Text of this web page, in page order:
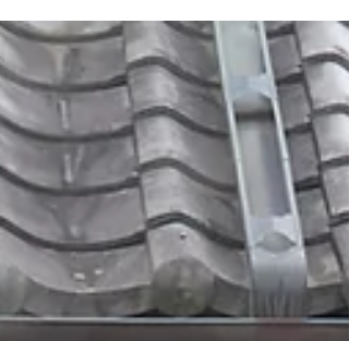
【media】アメリカンビーフ＆
アメリカンポーク公式サイト
記事に掲載されました